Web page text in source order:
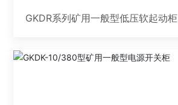
GKDR系列矿用一般型低压软起动柜